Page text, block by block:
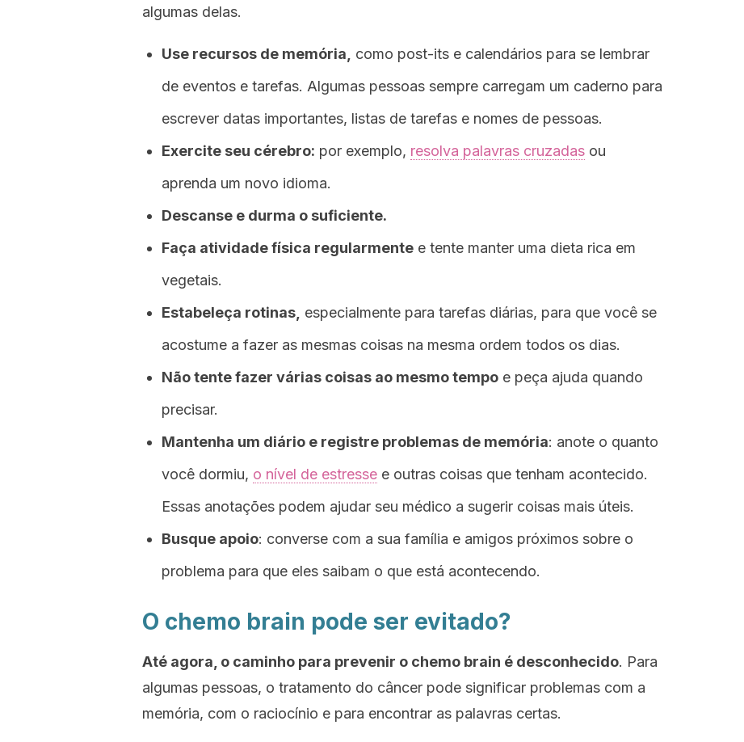
algumas delas.
Use recursos de memória,
como post-its e calendários para se lembrar
de eventos e tarefas. Algumas pessoas sempre carregam um caderno para
escrever datas importantes, listas de tarefas e nomes de pessoas.
Exercite seu cérebro: por exemplo, resolva palavras cruzadas ou
aprenda um novo idioma.
Descanse e durma o suficiente.
Faça atividade física regularmente e tente manter uma dieta rica em
vegetais.
Estabeleça rotinas, especialmente para tarefas diárias, para que você se
acostume a fazer as mesmas coisas na mesma ordem todos os dias.
Não tente fazer várias coisas ao mesmo tempo e peça ajuda quando
precisar.
Mantenha um diário e registre problemas de memória: anote o quanto
você dormiu, o nível de estresse e outras coisas que tenham acontecido.
Essas anotações podem ajudar seu médico a sugerir coisas mais úteis.
Busque apoio: converse com a sua família e amigos próximos sobre o
problema para que eles saibam o que está acontecendo.
O chemo brain pode ser evitado?
Até agora, o caminho para prevenir o chemo brain é desconhecido. Para
algumas pessoas, o tratamento do câncer pode significar problemas com a
memória, com o raciocínio e para encontrar as palavras certas.